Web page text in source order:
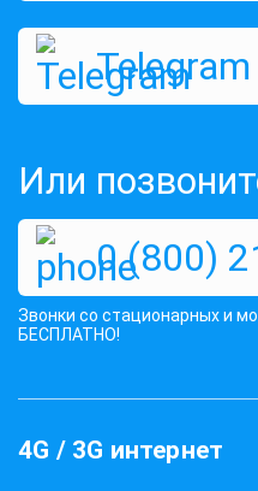
Telegram
Или
0 (800)
Звонки со стационарных и
БЕСПЛАТНО!
4G / 3G интернет